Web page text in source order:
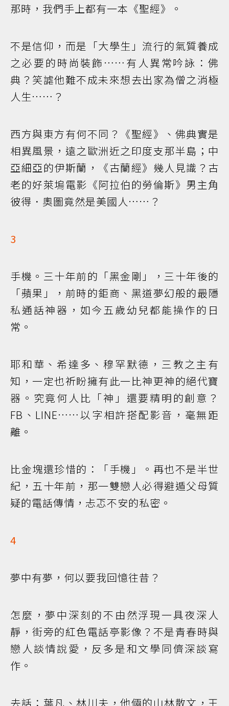
那時，我們手上都有一本《聖經》。
不是信仰，而是「大學生」流行的氣質養成
之必要的時尚裝飾……有人異常吟詠：佛
典？笑謔他難不成未來想去出家為僧之消極
人生……？
西方與東方有何不同？《聖經》、佛典實是
相異風景，遠之歐洲近之印度支那半島；中
亞細亞的伊斯蘭，《古蘭經》幾人見識？古
老的好萊塢電影《阿拉伯的勞倫斯》男主角
彼得．奧圖竟然是美國人……？
3
手機。三十年前的「黑金剛」，三十年後的
「蘋果」，前時的鉅商、黑道夢幻般的最隱
私通話神器，如今五歲幼兒都能操作的日
常。
耶和華、希達多、穆罕默德，三教之主有
知，一定也祈盼擁有此一比神更神的絕代寶
器。究竟何人比「神」還要精明的創意？
FB、LINE……以字相許搭配影音，毫無距
離。
比金塊還珍惜的：「手機」。再也不是半世
紀，五十年前，那一雙戀人必得避遁父母質
疑的電話傳情，忐忑不安的私密。
4
夢中有夢，何以要我回憶往昔？
怎麼，夢中深刻的不由然浮現一具夜深人
靜，街旁的紅色電話亭影像？不是青春時與
戀人談情說愛，反多是和文學同儕深談寫
作。
去話：葉凡、林川夫，他倆的山林散文，王